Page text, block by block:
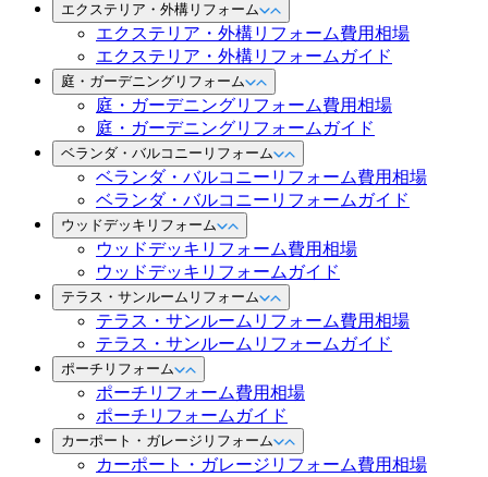
エクステリア・外構リフォーム
エクステリア・外構リフォーム費用相場
エクステリア・外構リフォームガイド
庭・ガーデニングリフォーム
庭・ガーデニングリフォーム費用相場
庭・ガーデニングリフォームガイド
ベランダ・バルコニーリフォーム
ベランダ・バルコニーリフォーム費用相場
ベランダ・バルコニーリフォームガイド
ウッドデッキリフォーム
ウッドデッキリフォーム費用相場
ウッドデッキリフォームガイド
テラス・サンルームリフォーム
テラス・サンルームリフォーム費用相場
テラス・サンルームリフォームガイド
ポーチリフォーム
ポーチリフォーム費用相場
ポーチリフォームガイド
カーポート・ガレージリフォーム
カーポート・ガレージリフォーム費用相場